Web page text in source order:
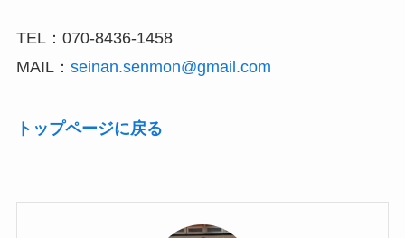
TEL：070-8436-1458
MAIL： seinan.senmon@gmail.com
トップページに戻る